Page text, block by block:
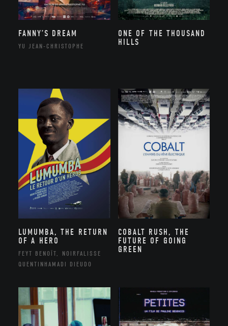
FANNY’S DREAM
YU JEAN-CHRISTOPHE
ONE OF THE THOUSAND
HILLS
LUMUMBA, THE RETURN
OF A HERO
FEYT BENOÎT, NOIRFALISSE
QUENTINHAMADI DIEUDO
COBALT RUSH, THE
FUTURE OF GOING
GREEN